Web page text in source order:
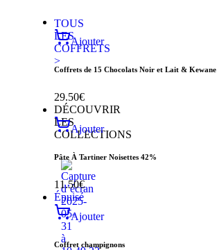
TOUS
LES
COFFRETS
>
DÉCOUVRIR
LES
COLLECTIONS
Ajouter
Coffrets de 15 Chocolats Noir et Lait & Kewane
29.50€
Ajouter
Pâte À Tartiner Noisettes 42%
11.50€
Épuisé
Ajouter
Coffret champignons